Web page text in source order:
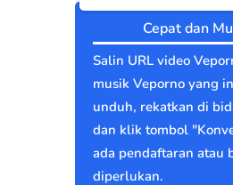
Cepat dan
Salin URL video
musik Veporno yang
unduh, rekatkan di
dan klik tombol
ada pendaftaran atau
diperlukan.